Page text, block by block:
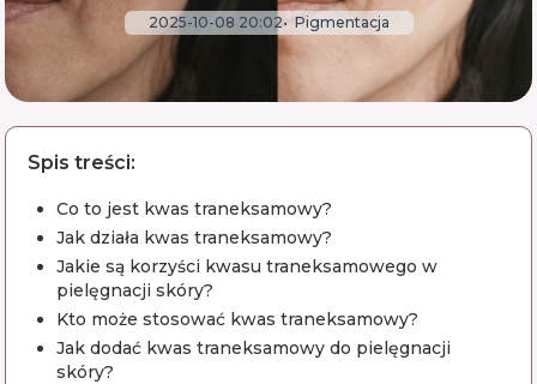
2025-10-08 20:02 Pigmentacja
Spis treści:
Co to jest kwas traneksamowy?
Jak działa kwas traneksamowy?
Jakie są korzyści kwasu traneksamowego w
pielęgnacji skóry?
Kto może stosować kwas traneksamowy?
Jak dodać kwas traneksamowy do pielęgnacji
skóry?